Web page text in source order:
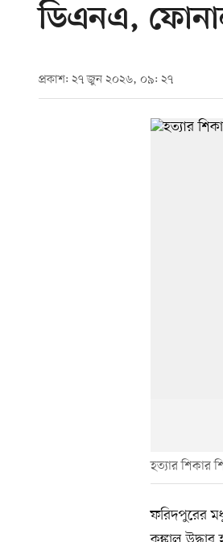
ডিএনএ,
প্রকাশ: ২৭ জুন ২০২৬, ০৯: ২৭
হত্যার শিকার
ফরিদপুরের